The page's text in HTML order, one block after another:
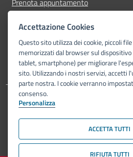
Prenota appuntamento
Segnala disservizio
Seguici su
Dichiarazione di accessibilità
Piano di miglioramento del sito
© Comune di Bologna 2026.
Accettazione Cookies
Questo sito utilizza dei cookie, piccoli
memorizzati dal browser sul
tablet, smartphone) per migliorare
sito. Utilizzando i nostri servizi, accetti
parte nostra. I cookie verranno
consenso.
Personalizza
ACCETTA TUTTI
RIFIUTA TUTTI